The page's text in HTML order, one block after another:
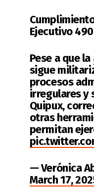
Ejecutivo
Pese a que la
sigue
procesos
irregulares y
Quipux,
otras
permitan
— Verónica
March 17,